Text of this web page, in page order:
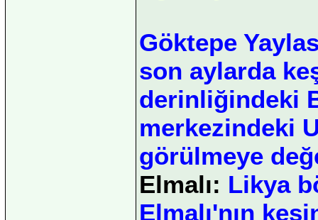
Göktepe
son aylarda
derinliğindeki
merkezindeki
görülmeye
Elmalı: Likya
Elmalı'nın